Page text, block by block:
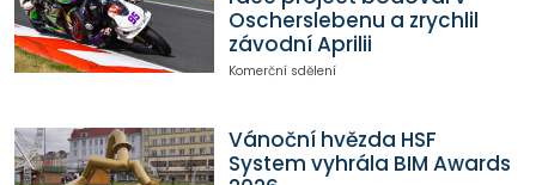
Oscherslebenu a zrychlil
závodní Aprilii
Komerční sdělení
Vánoční hvězda HSF
System vyhrála BIM Awards